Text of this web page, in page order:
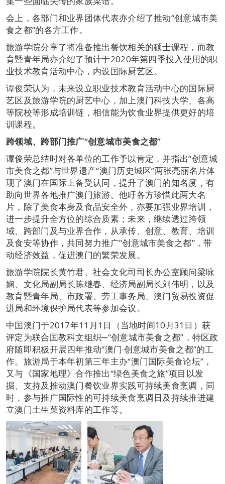
会上，各部门和业界团体代表亦介绍了推动“创意城市美
食之都”的各方工作。
旅游学院分享了将准备推出餐饮相关的硕士课程，而教
育暨青年局亦介绍了预计于2020年第四季投入使用的职
业技术教育活动中心，内设国际厨艺区。
谭俊荣认为，未来设立职业技术教育活动中心的国际厨
艺区及旅游学院的厨艺中心，加上澳门科技大学、各高
等院校等形成培训链，相信能为饮食业界提供更好的培
训课程。
跨领域、跨部门推广“创意城市美食之都”
谭俊荣总结时对各单位的工作予以肯定，并指出“创意城
市美食之都”与世界遗产“澳门历史城区”两张亮丽名片体
现了澳门在国际上备受认同，提升了澳门的知名度，有
助向世界各地推广澳门旅游。他吁各方珍惜此两大名
片，除了美食本身及食品安全外，亦要加强业界培训，
进一步提升全方位的综合质素；未来，继续透过跨领
域、跨部门及与业界合作，从承传、创意、教育、培训
及食安等协作，共同努力推广“创意城市美食之都”，带
动经济效益，促进澳门的繁荣发展。
旅游学院院长黄竹君、社会文化司司长办公室顾问梁咏
娴、文化局副局长陈继春、经济局副局长刘伟明，以及
教育暨青年局、市政署、劳工事务局、澳门贸易投资促
进局和环境保护局代表等参加会议。
中国澳门于2017年11月1日（当地时间10月31日）获
评定为联合国教科文组织─“创意城市美食之都”，特区政
府随即积极开展四年推动“澳门‧创意城市美食之都”的工
作。旅游局于本年初第三年主办“澳门国际美食论坛”，
又与《国家地理》合作推出“绿色美食之旅”项目以发
掘、支持及推动澳门餐饮业界实践可持续美食烹调，同
时，参与推广国际性的可持续美食烹调日及持续推进建
立澳门土生菜资料库的工作等。